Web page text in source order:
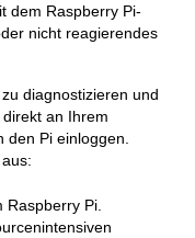
dem Raspberry Pi-
nicht reagierendes
diagnostizieren und
an Ihrem
Pi einloggen.
Pi.